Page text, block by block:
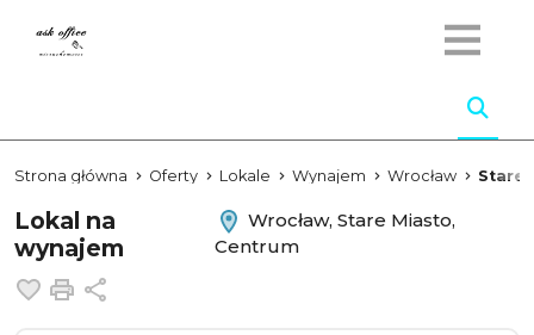
Strona główna Oferty Lokale Wynajem Wrocław Stare
Lokal na
wynajem
Wrocław, Stare Miasto,
Centrum
Dodaj do ulubionych
Drukuj